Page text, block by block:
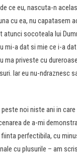
ce eu, nascuta-n
cu ea, nu capatasem
atunci socoteala lui
mi-a dat si mie ce i-a
ma priveste cu dureroase
Iar eu nu-ndraznesc
noi niste ani in care
de a-mi
fiinta perfectibila, cu
cu plusurile – am